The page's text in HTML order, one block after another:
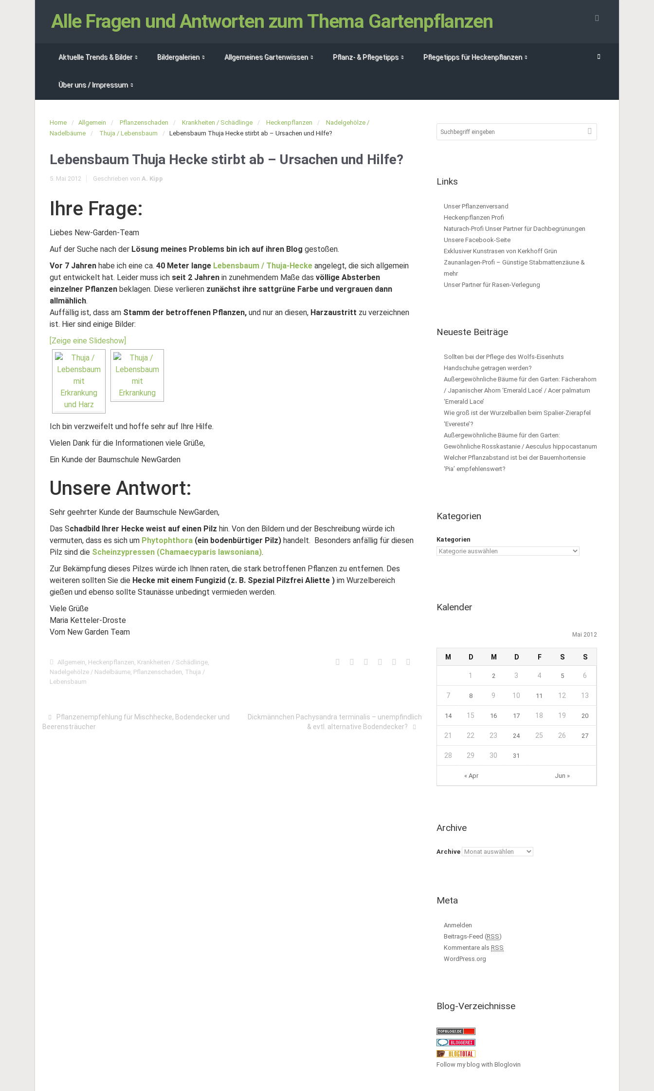
Alle Fragen und Antworten zum Thema Gartenpflanzen
Aktuelle Trends & Bilder Bildergalerien Allgemeines Gartenwissen Pflanz- & Pflegetipps Pflegetipps für Heckenpflanzen
Über uns / Impressum
Home Allgemein Pflanzenschaden Krankheiten / Schädlinge Heckenpflanzen
Nadelgehölze /
Nadelbäume
Thuja / Lebensbaum Lebensbaum Thuja Hecke stirbt ab – Ursachen und Hilfe?
Lebensbaum Thuja Hecke stirbt ab – Ursachen und Hilfe?
5. Mai 2012 Geschrieben von A. Kipp
Ihre Frage:
Liebes New-Garden-Team
Auf der Suche nach der Lösung meines Problems bin ich auf ihren Blog gestoßen.
Vor 7 Jahren habe ich eine ca. 40 Meter lange Lebensbaum / Thuja-Hecke angelegt, die sich allgemein
gut entwickelt hat. Leider muss ich seit 2 Jahren in zunehmendem Maße das völlige Absterben
einzelner Pflanzen beklagen. Diese verlieren zunächst ihre sattgrüne Farbe und vergrauen dann
allmählich.
Auffällig ist, dass am Stamm der betroffenen Pflanzen, und nur an diesen, Harzaustritt zu verzeichnen
ist. Hier sind einige Bilder:
[Zeige eine Slideshow]
Ich bin verzweifelt und hoffe sehr auf Ihre Hilfe.
Vielen Dank für die Informationen viele Grüße,
Ein Kunde der Baumschule NewGarden
Unsere Antwort:
Sehr geehrter Kunde der Baumschule NewGarden,
Das Schadbild Ihrer Hecke weist auf einen Pilz hin. Von den Bildern und der Beschreibung würde ich
vermuten, dass es sich um Phytophthora (ein bodenbürtiger Pilz) handelt. Besonders anfällig für diesen
Pilz sind die Scheinzypressen (Chamaecyparis lawsoniana).
Zur Bekämpfung dieses Pilzes würde ich Ihnen raten, die stark betroffenen Pflanzen zu entfernen. Des
weiteren sollten Sie die Hecke mit einem Fungizid (z. B. Spezial Pilzfrei Aliette ) im Wurzelbereich
gießen und ebenso sollte Staunässe unbedingt vermieden werden.
Viele Grüße
Maria Ketteler-Droste
Vom New Garden Team
Allgemein, Heckenpflanzen, Krankheiten / Schädlinge,
Nadelgehölze / Nadelbäume, Pflanzenschaden, Thuja /
Lebensbaum
Pflanzenempfehlung für Mischhecke, Bodendecker und
Beerensträucher
Dickmännchen Pachysandra terminalis – unempfindlich
& evtl. alternative Bodendecker?
Links
Unser Pflanzenversand
Heckenpflanzen Profi
Naturach-Profi Unser Partner für Dachbegrünungen
Unsere Facebook-Seite
Exklusiver Kunstrasen von Kerkhoff Grün
Zaunanlagen-Profi – Günstige Stabmattenzäune &
mehr
Unser Partner für Rasen-Verlegung
Neueste Beiträge
Sollten bei der Pflege des Wolfs-Eisenhuts
Handschuhe getragen werden?
Außergewöhnliche Bäume für den Garten: Fächerahorn
/ Japanischer Ahorn ‘Emerald Lace’ / Acer palmatum
‘Emerald Lace’
Wie groß ist der Wurzelballen beim Spalier-Zierapfel
‘Evereste’?
Außergewöhnliche Bäume für den Garten:
Gewöhnliche Rosskastanie / Aesculus hippocastanum
Welcher Pflanzabstand ist bei der Bauernhortensie
‘Pia’ empfehlenswert?
Kategorien
Kategorien
Kalender
Mai 2012
M D M D F S S
« Apr Jun »
1 2 3 4 5 6
7 8 9 10 11 12 13
14 15 16 17 18 19 20
21 22 23 24 25 26 27
28 29 30 31
Archive
Archive
Meta
Anmelden
Beitrags-Feed (RSS)
Kommentare als RSS
WordPress.org
Blog-Verzeichnisse
Follow my blog with Bloglovin